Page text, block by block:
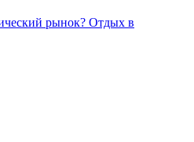
рынок? Отдых в